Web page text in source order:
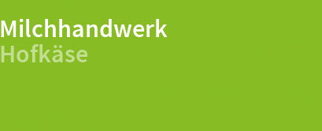
Milchhandwerk
Hofkäse